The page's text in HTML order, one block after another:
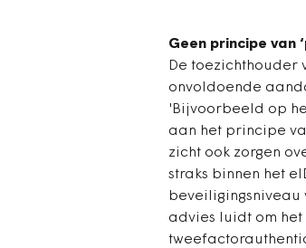
Geen principe van
De toezichthouder
onvoldoende
'Bijvoorbeeld op
aan het principe
zicht ook zorgen
straks binnen het
beveiligingsniveau
advies luidt om het